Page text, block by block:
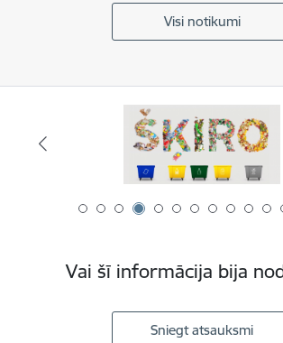
Visi notikumi
Vai šī informācija bija
Sniegt atsauksmi